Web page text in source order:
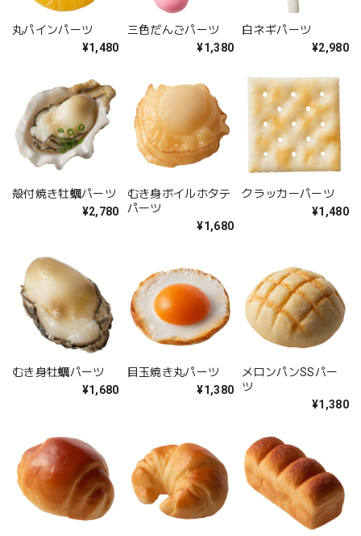
丸パインパーツ
¥1,480
三色だんごパーツ
¥1,380
白ネギパーツ
¥2,980
殻付焼き牡蠣パーツ
¥2,780
むき身ボイルホタテ
パーツ
¥1,680
クラッカーパーツ
¥1,480
むき身牡蠣パーツ
¥1,680
目玉焼き丸パーツ
¥1,380
メロンパンSSパー
ツ
¥1,380